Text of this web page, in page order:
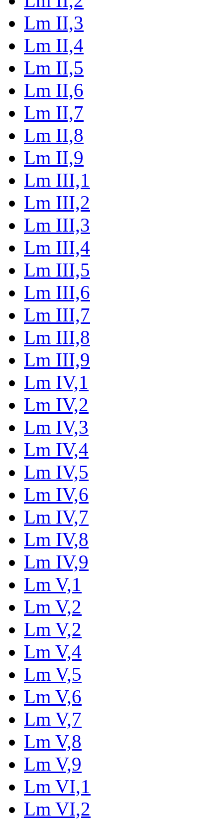
Lm II,3
Lm II,4
Lm II,5
Lm II,6
Lm II,7
Lm II,8
Lm II,9
Lm III,1
Lm III,2
Lm III,3
Lm III,4
Lm III,5
Lm III,6
Lm III,7
Lm III,8
Lm III,9
Lm IV,1
Lm IV,2
Lm IV,3
Lm IV,4
Lm IV,5
Lm IV,6
Lm IV,7
Lm IV,8
Lm IV,9
Lm V,1
Lm V,2
Lm V,2
Lm V,4
Lm V,5
Lm V,6
Lm V,7
Lm V,8
Lm V,9
Lm VI,1
Lm VI,2